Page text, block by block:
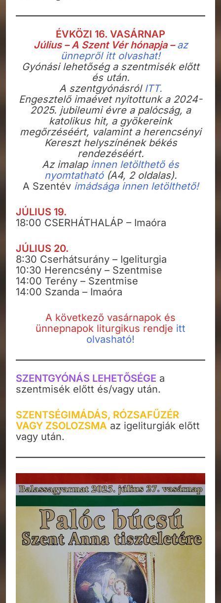
ÉVKÖZI 16. VASÁRNAP
Július – A Szent Vér hónapja –az
ünnepről itt olvashat!
Gyónási lehetőség a szentmisék előtt
és után.
A szentgyónásról ITT.
Engesztelő imaévet nyitottunk a 2024-
2025. jubileumi évre a palócság, a
katolikus hit, a gyökereink
megőrzéséért, valamint a herencsényi
Kereszt helyszínének békés
rendezéséért.
Az imalap innen letölthető és
nyomtatható(A4, 2 oldalas).
A Szentév imádsága innen letölthető!
JÚLIUS 19.
18:00 CSERHÁTHALÁP – Imaóra
JÚLIUS 20.
8:30 Cserhátsurány – Igeliturgia
10:30 Herencsény – Szentmise
14:00 Terény – Szentmise
14:00 Szanda – Imaóra
A következő vasárnapok és
ünnepnapok liturgikus rendje itt
olvasható!
SZENTGYÓNÁS LEHETŐSÉGE a
szentmisék előtt és/vagy után.
SZENTSÉGIMÁDÁS, RÓZSAFŰZÉR
VAGY ZSOLOZSMA az igeliturgiák előtt
vagy után.